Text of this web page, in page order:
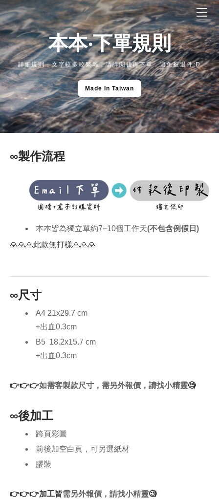
本本‧下單規則
詳細規則，文字較多較繁雜，請詳閱後再下單，避免被退件:D
Made In Taiwan
∞製作流程
本本皆為獨立單約7~10個工作天(不包含例假日)
🙏🙏🙏此款無打樣🙏🙏🙏
∞尺寸
A4 21x29.7 cm
+出血0.3cm
B5 18.2x15.7 cm
​+出血0.3cm
👉👉👉如需客製款尺寸，需另外報價，請找小精靈​🧐
∞後加工
跨頁彩圖
前後加空白頁，可另選紙材
膠裝
👉👉👉加工皆需另外報價，請找小精靈​🧐
HOME
下單相關
揪團時間表
獨立單介紹
下單步驟參考
範例檔下載
紙類製品
簽名板
名片
名片(找手感)
大量明信片≧100
少量明信片≦100
胸章製品
圓形胸章
鐳射閃底圓形胸章
日規鐳射閃底圓形胸章
愛心胸章
壓克力製品
透明壓克力
滿版透明壓克力
飯友透明壓克力
日規透明壓克力
PVC透明卡片
布類製品
直噴印T-shirt
刺繡貼
織標
樣品索取(店到店)
壓克力配件選購
進度查詢系統